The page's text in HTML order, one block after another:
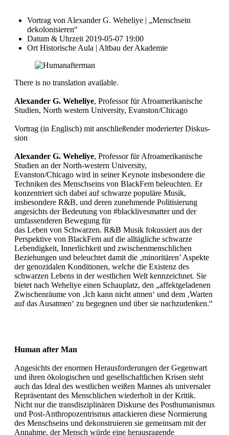
Vortrag von Alexander G. Weheliye | „Menschsein
dekolonisieren“
Datum & Uhrzeit 2019-05-07 19:00
Ort Historische Aula | Altbau der Akademie
There is no translation available.
Alexander G. Weheliye, Professor für Afroamerikanische
Studien, North western University, Evanston/Chicago
Vortrag (in Englisch) mit anschließender moderierter Diskus­
sion
Alexander G. Weheliye, Professor für Afroamerikanische
Studien an der North-western University,
Evanston/Chicago wird in seiner Keynote insbesondere die
Techniken des Menschseins von BlackFem beleuchten. Er
konzentriert sich dabei auf schwarze populäre Musik,
insbesondere R&B, und deren zunehmende Politisie­rung
angesichts der Bedeutung von #blacklivesmatter und der
umfassenderen Bewegung für
das Leben von Schwarzen. R&B Musik fokussiert aus der
Perspektive von BlackFem auf die alltägliche schwarze
Lebendigkeit, Innerlichkeit und zwischenmenschli­chen
Beziehungen und beleuchtet damit die ‚minoritären’ Aspekte
der genozidalen Konditio­nen, welche die Existenz des
schwarzen Lebens in der westlichen Welt kennzeichnet. Sie
bietet nach Weheliye einen Schauplatz, den „affektgeladenen
Zwischenräume von ‚Ich kann nicht atmen‘ und dem ‚Warten
auf das Ausatmen‘ zu begegnen und über sie nachzudenken.“
Human after Man
Angesichts der enormen Herausforderungen der Gegenwart
und ihren ökologischen und gesellschaftlichen Krisen steht
auch das Ideal des westlichen weißen Mannes als universaler
Repräsentant des Menschlichen wiederholt in der Kritik.
Nicht nur die transdisziplinären Diskurse des Posthumanismus
und Post-Anthropozentrismus attackieren diese Normierung
des Menschseins und dekonstruieren sie gemeinsam mit der
Annahme, der Mensch würde eine herausragende